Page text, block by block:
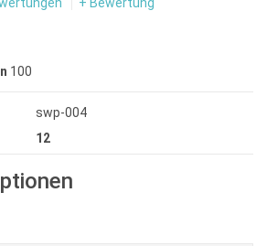
+ Bewertung
100
swp-004
12